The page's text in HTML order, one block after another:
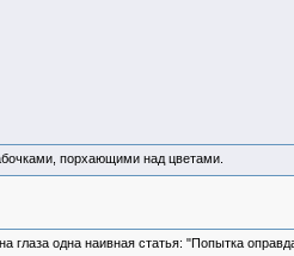
порхающими над цветами.
глаза одна наивная статья: "Попытка